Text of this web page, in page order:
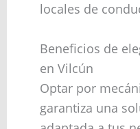
locales de
Beneficios de
en Vilcún
Optar por
garantiza una